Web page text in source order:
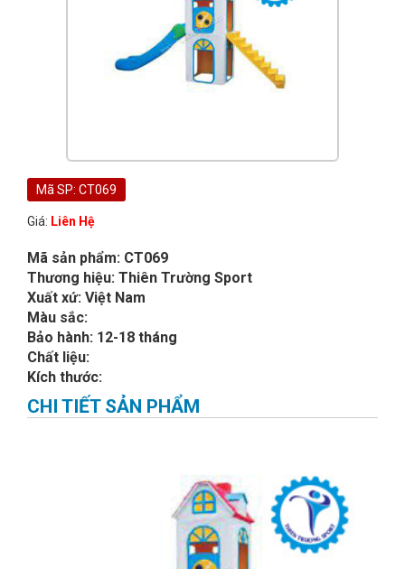
Mã SP: CT069
Giá: Liên Hệ
Mã sản phẩm: CT069
Thương hiệu: Thiên Trường Sport
Xuất xứ: Việt Nam
Màu sắc:
Bảo hành: 12-18 tháng
Chất liệu:
Kích thước:
CHI TIẾT SẢN PHẨM